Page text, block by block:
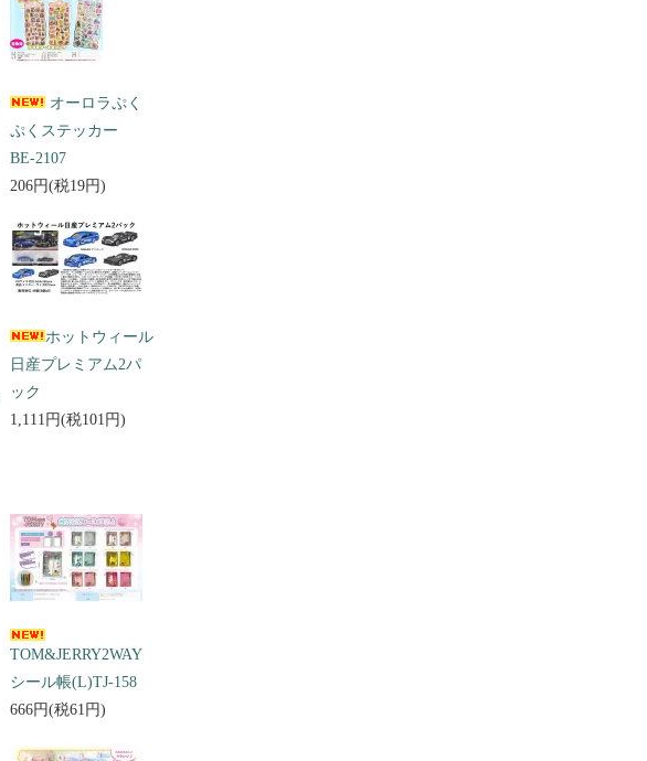
オーロラぷく
ぷくステッカー
BE-2107
206円(税19円)
ホットウィール
日産プレミアム2パ
ック
1,111円(税101円)
TOM&JERRY2WAY
シール帳(L)TJ-158
666円(税61円)